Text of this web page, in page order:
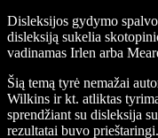
Disleksijos gydymo
disleksiją sukelia
vadinamas Irlen arba
Šią temą tyrė nemažai
Wilkins ir kt. atliktas
sprendžiant su disleksija
rezultatai buvo